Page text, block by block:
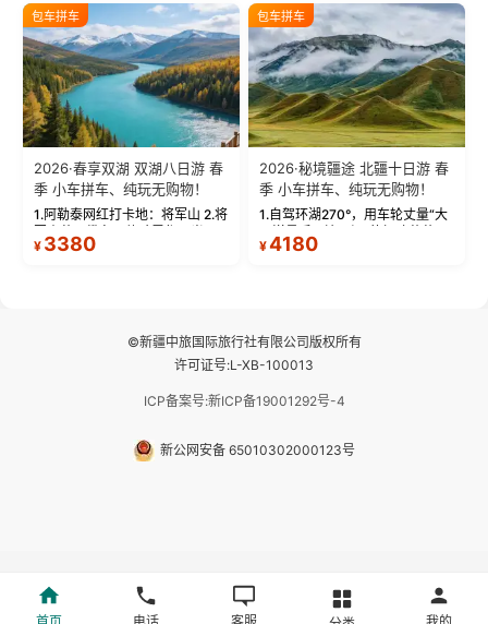
绝美瞬间。 赛湖坦克300跟车视
频：专业摄影师...
瓦人最大村落——禾木村，欣赏
晨雾与小木...
包车拼车
2026·春享双湖 双湖八日游 春
季 小车拼车、纯玩无购物！
1.阿勒泰网红打卡地：将军山 2.将
军山落日缆车，体验雪都风光 3.
将军山，夕阳派对，蹦迪party 4.
¥ 3380
包车拼车
2026·秘境疆途 北疆十日游 春
季 小车拼车、纯玩无购物！
1.自驾环湖270°，用车轮丈量“大
西洋最后一滴眼泪”的极致蔚蓝，
让雪山、花海与深邃湖水在转弯
¥4180
©新疆中旅国际旅行社有限公司版权所有
许可证号:L-XB-100013
ICP备案号:新ICP备19001292号-4
新公网安备 65010302000123号
首页 电话 客服 我的